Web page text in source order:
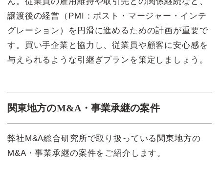
譲渡後の経営（PMI：ポスト・マージャー・インテ
グレーション）を円滑に進めるための計画が重要で
す。買い手企業と協力し、従業員や顧客に安心感を
与えられるような引継ぎプランを策定しましょう。
関東地方のM&A・事業承継の案件
弊社M&A総合研究所で取り扱っている関東地方の
M&A・事業承継の案件をご紹介します。